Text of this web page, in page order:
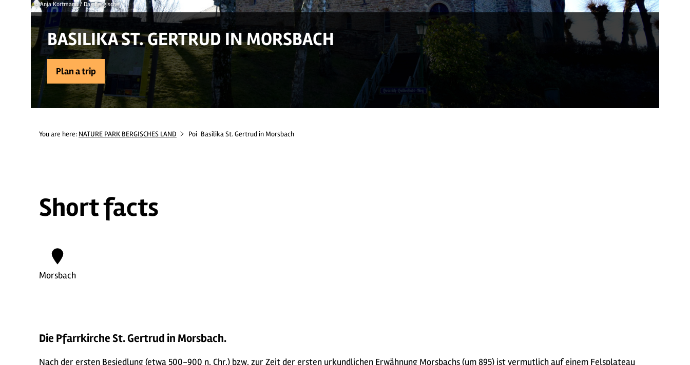
© Anja Kortmann / Das Bergische
BASILIKA ST. GERTRUD IN MORSBACH
Plan a trip
You are here: NATURE PARK BERGISCHES LAND Poi Basilika St. Gertrud in Morsbach
Short facts
Morsbach
Die Pfarrkirche St. Gertrud in Morsbach.
Nach der ersten Besiedlung (etwa 500-900 n. Chr.) bzw. zur Zeit der ersten urkundlichen Erwähnung Morsbachs (um 895) ist vermutlich auf einem Felsplateau